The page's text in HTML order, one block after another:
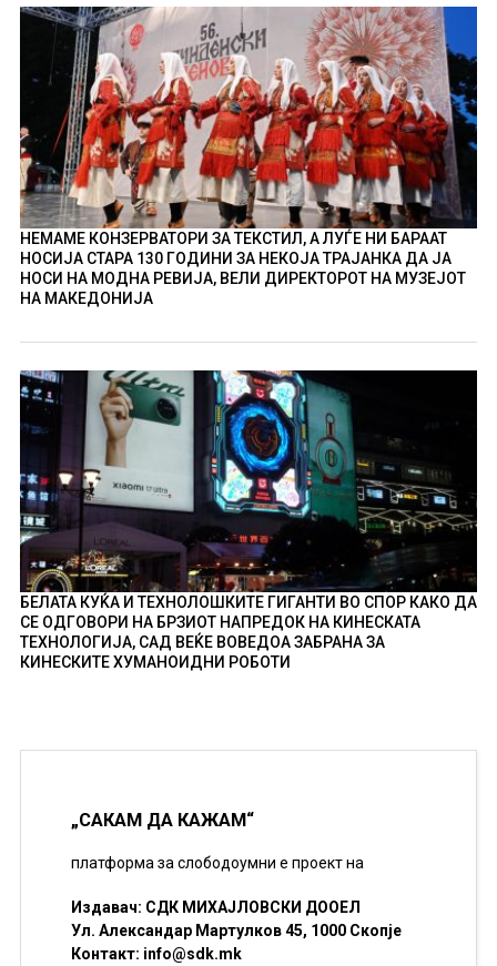
НЕМАМЕ КОНЗЕРВАТОРИ ЗА ТЕКСТИЛ, А ЛУЃЕ НИ БАРААТ
НОСИЈА СТАРА 130 ГОДИНИ ЗА НЕКОЈА ТРАЈАНКА ДА ЈА
НОСИ НА МОДНА РЕВИЈА, ВЕЛИ ДИРЕКТОРОТ НА МУЗЕЈОТ
НА МАКЕДОНИЈА
БЕЛАТА КУЌА И ТЕХНОЛОШКИТЕ ГИГАНТИ ВО СПОР КАКО ДА
СЕ ОДГОВОРИ НА БРЗИОТ НАПРЕДОК НА КИНЕСКАТА
ТЕХНОЛОГИЈА, САД ВЕЌЕ ВОВЕДОА ЗАБРАНА ЗА
КИНЕСКИТЕ ХУМАНОИДНИ РОБОТИ
„САКАМ ДА КАЖАМ“
платформа за слободоумни е проект на
Издавач: СДК МИХАЈЛОВСКИ ДООЕЛ
Ул. Александар Мартулков 45, 1000 Скопје
Контакт: info@sdk.mk